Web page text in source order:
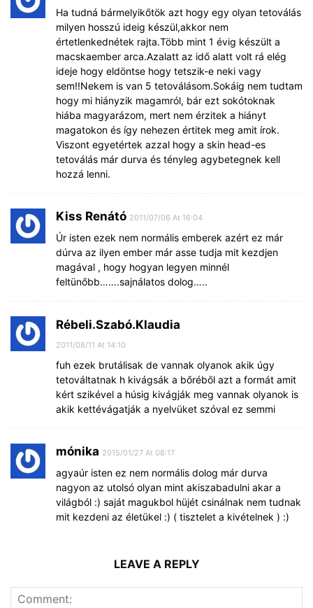
Ha tudná bármelyikőtök azt hogy egy olyan tetoválás
milyen hosszú ideig készül,akkor nem
értetlenkednétek rajta.Több mint 1 évig készült a
macskaember arca.Azalatt az idő alatt volt rá elég
ideje hogy eldöntse hogy tetszik-e neki vagy
sem!!Nekem is van 5 tetoválásom.Sokáig nem tudtam
hogy mi hiányzik magamról, bár ezt sokótoknak
hiába magyarázom, mert nem érzitek a hiányt
magatokon és így nehezen értitek meg amit írok.
Viszont egyetértek azzal hogy a skin head-es
tetoválás már durva és tényleg agybetegnek kell
hozzá lenni.
Kiss Renátó 2011/07/06 At 16:04
Úr isten ezek nem normális emberek azért ez már
dúrva az ilyen ember már asse tudja mit kezdjen
magával , hogy hogyan legyen minnél
feltünőbb…….sajnálatos dolog…..
Rébeli.Szabó.Klaudia
2011/08/11 At 14:10
fuh ezek brutálisak de vannak olyanok akik úgy
tetováltatnak h kivágsák a bőréből azt a formát amit
kért szikével a húsig kivágják meg vannak olyanok is
akik kettévágatják a nyelvüket szóval ez semmi
mónika 2015/01/27 At 08:17
agyaúr isten ez nem normális dolog már durva
nagyon az utolsó olyan mint akiszabadulni akar a
világból :) saját magukbol hüjét csinálnak nem tudnak
mit kezdeni az életükel :) ( tisztelet a kivételnek ) :)
LEAVE A REPLY